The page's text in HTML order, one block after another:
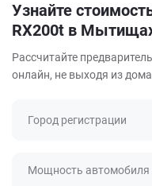
Узнайте
RX200t в
Рассчитайте
онлайн, не выходя из дома
Город регистрации
Мощность автомобиля